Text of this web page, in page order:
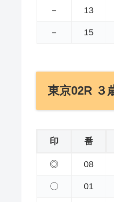
－ 13
－ 15
東京02R ３
印 番
◎ 08
〇 01